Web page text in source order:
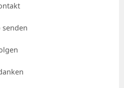
senden